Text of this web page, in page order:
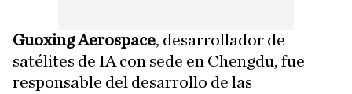
Guoxing Aerospace, desarrollador de
satélites de IA con sede en Chengdu, fue
responsable del desarrollo de las